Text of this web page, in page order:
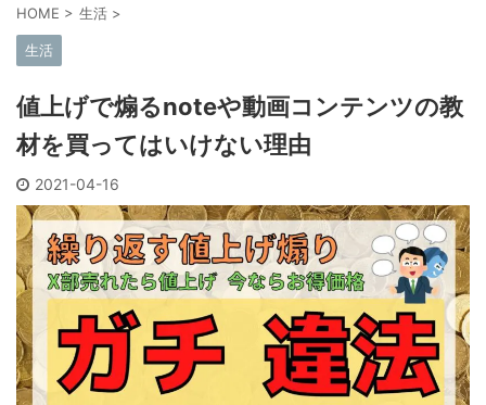
HOME > 生活 >
生活
値上げで煽るnoteや動画コンテンツの教
材を買ってはいけない理由
2021-04-16